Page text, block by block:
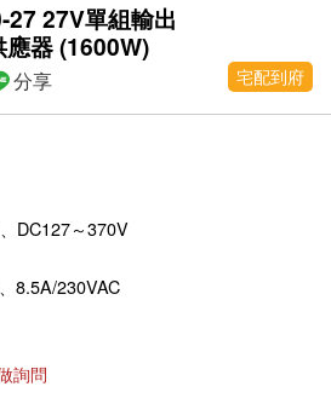
27V單組輸出
器 (1600W)
宅配到府
分享
DC127～370V
8.5A/230VAC
詢問